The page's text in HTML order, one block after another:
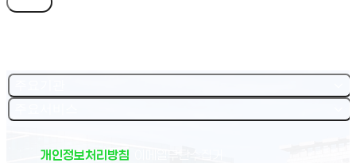
개인정보처리방침